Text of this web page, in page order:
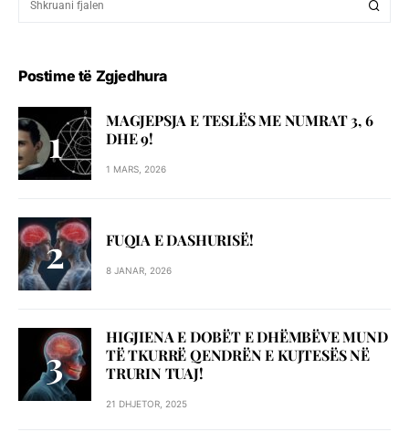
Postime të Zgjedhura
MAGJEPSJA E TESLËS ME NUMRAT 3, 6
DHE 9!
1 MARS, 2026
FUQIA E DASHURISË!
8 JANAR, 2026
HIGJIENA E DOBËT E DHËMBËVE MUND
TË TKURRË QENDRËN E KUJTESËS NË
TRURIN TUAJ!
21 DHJETOR, 2025